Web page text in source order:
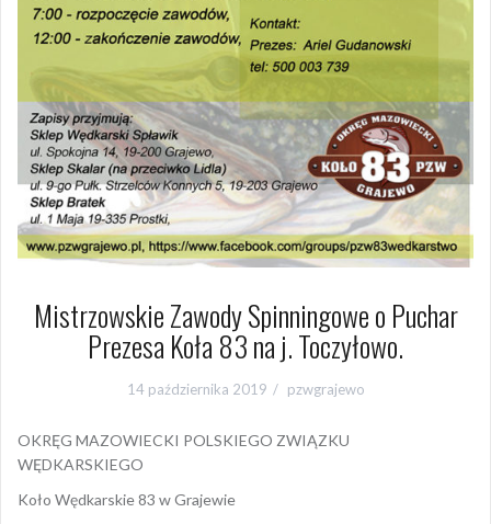
Mistrzowskie Zawody Spinningowe o Puchar
Prezesa Koła 83 na j. Toczyłowo.
14 października 2019 pzwgrajewo
OKRĘG MAZOWIECKI POLSKIEGO ZWIĄZKU
WĘDKARSKIEGO
Koło Wędkarskie 83 w Grajewie